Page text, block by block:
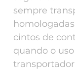
sempre
cintos de
quando o